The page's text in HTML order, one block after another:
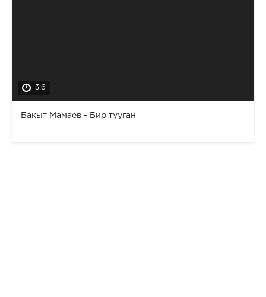
3:6
Бакыт Мамаев - Бир тууган